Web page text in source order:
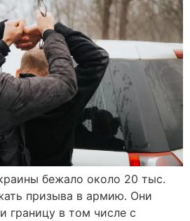
бежало около 20 тыс.
призыва в армию. Они
границу в том числе с